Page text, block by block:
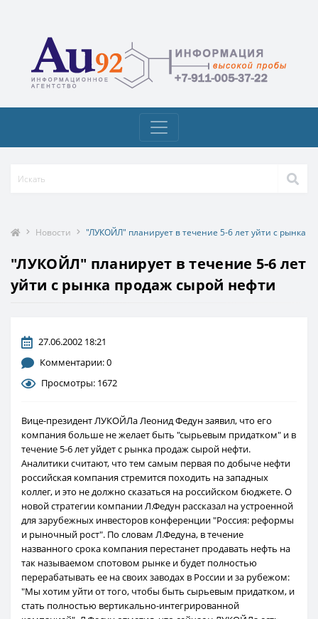
Новости "ЛУКОЙЛ" планирует в течение 5-6 лет уйти с рынка
"ЛУКОЙЛ" планирует в течение 5-6 лет
уйти с рынка продаж сырой нефти
27.06.2002 18:21
Комментарии: 0
Просмотры: 1672
Вице-президент ЛУКОЙЛа Леонид Федун заявил, что его
компания больше не желает быть "сырьевым придатком" и в
течение 5-6 лет уйдет с рынка продаж сырой нефти.
Аналитики считают, что тем самым первая по добыче нефти
российская компания стремится походить на западных
коллег, и это не должно сказаться на российском бюджете. О
новой стратегии компании Л.Федун рассказал на устроенной
для зарубежных инвесторов конференции "Россия: реформы
и рыночный рост". По словам Л.Федуна, в течение
названного срока компания перестанет продавать нефть на
так называемом спотовом рынке и будет полностью
перерабатывать ее на своих заводах в России и за рубежом:
"Мы хотим уйти от того, чтобы быть сырьевым придатком, и
стать полностью вертикально-интегрированной